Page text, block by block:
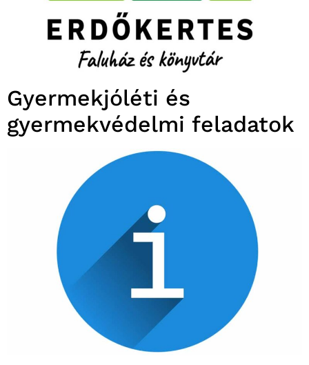
Gyermekjóléti és
gyermekvédelmi feladatok